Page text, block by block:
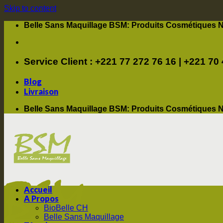
Skip to content
Belle Sans Maquillage BSM: Produits Cosmétiques
Service Client : +221 77 272 76 16 | +221 70
Blog
Livraison
Belle Sans Maquillage BSM: Produits Cosmétiques
Accueil
A Propos
BioBelle CH
Belle Sans Maquillage